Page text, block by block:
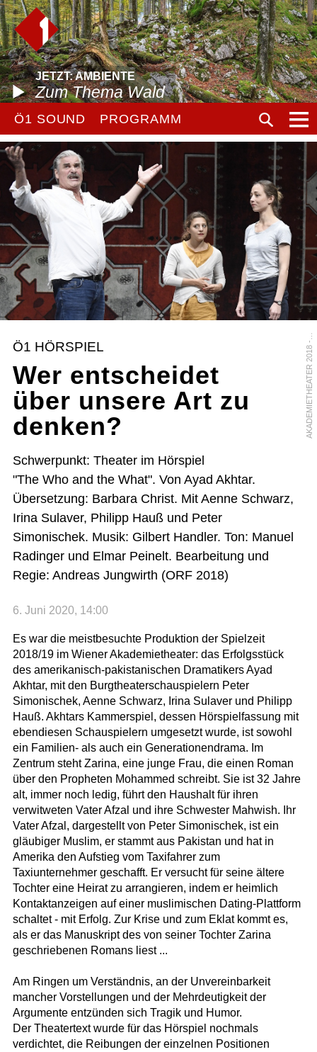
JETZT: AMBIENTE
Zum Thema Wald
Ö1 SOUND PROGRAMM
A
K
A
D
E
M
I
E
T
H
E
A
T
E
R
2
0
1
8
-
A
P
A
/
H
A
N
S
K
L
A
U
S
T
E
C
H
T
Ö1 HÖRSPIEL
Wer entscheidet
über unsere Art zu
denken?
Schwerpunkt: Theater im Hörspiel
"The Who and the What". Von Ayad Akhtar.
Übersetzung: Barbara Christ. Mit Aenne Schwarz,
Irina Sulaver, Philipp Hauß und Peter
Simonischek. Musik: Gilbert Handler. Ton: Manuel
Radinger und Elmar Peinelt. Bearbeitung und
Regie: Andreas Jungwirth (ORF 2018)
6. Juni 2020, 14:00
Es war die meistbesuchte Produktion der Spielzeit
2018/19 im Wiener Akademietheater: das Erfolgsstück
des amerikanisch-pakistanischen Dramatikers Ayad
Akhtar, mit den Burgtheaterschauspielern Peter
Simonischek, Aenne Schwarz, Irina Sulaver und Philipp
Hauß. Akhtars Kammerspiel, dessen Hörspielfassung mit
ebendiesen Schauspielern umgesetzt wurde, ist sowohl
ein Familien- als auch ein Generationendrama. Im
Zentrum steht Zarina, eine junge Frau, die einen Roman
über den Propheten Mohammed schreibt. Sie ist 32 Jahre
alt, immer noch ledig, führt den Haushalt für ihren
verwitweten Vater Afzal und ihre Schwester Mahwish. Ihr
Vater Afzal, dargestellt von Peter Simonischek, ist ein
gläubiger Muslim, er stammt aus Pakistan und hat in
Amerika den Aufstieg vom Taxifahrer zum
Taxiunternehmer geschafft. Er versucht für seine ältere
Tochter eine Heirat zu arrangieren, indem er heimlich
Kontaktanzeigen auf einer muslimischen Dating-Plattform
schaltet - mit Erfolg. Zur Krise und zum Eklat kommt es,
als er das Manuskript des von seiner Tochter Zarina
geschriebenen Romans liest ...
Am Ringen um Verständnis, an der Unvereinbarkeit
mancher Vorstellungen und der Mehrdeutigkeit der
Argumente entzünden sich Tragik und Humor.
Der Theatertext wurde für das Hörspiel nochmals
verdichtet, die Reibungen der einzelnen Positionen